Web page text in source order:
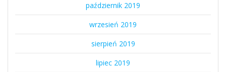
październik 2019
wrzesień 2019
sierpień 2019
lipiec 2019